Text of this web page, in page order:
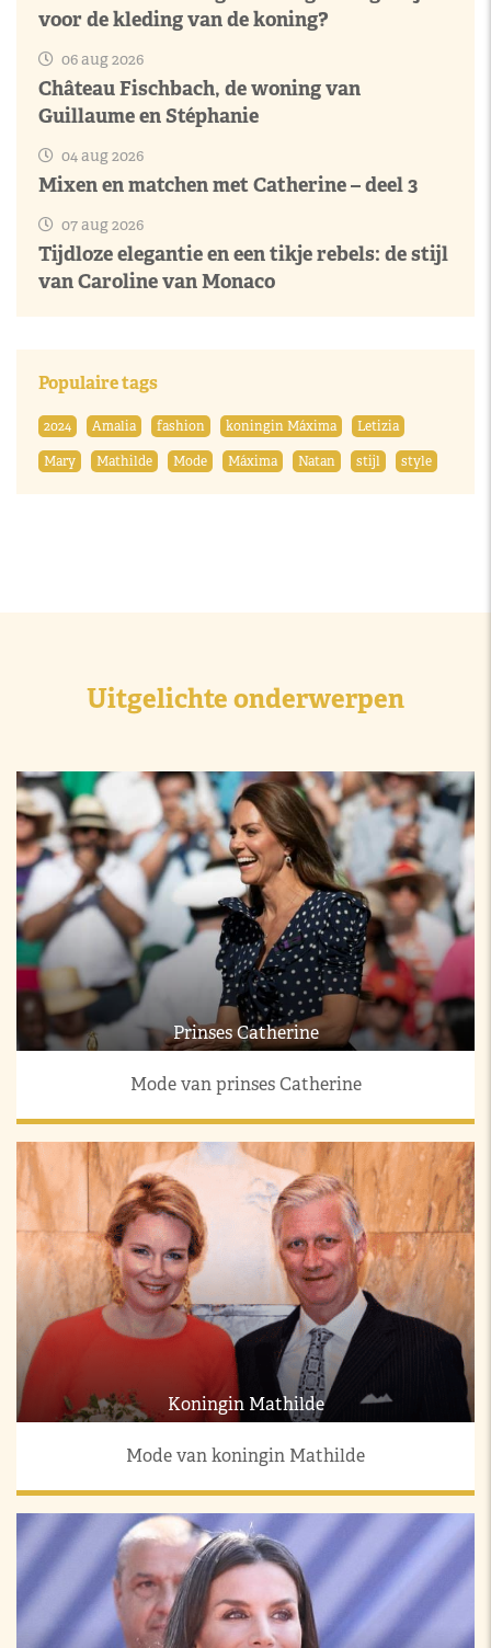
voor de kleding van de koning?
06 aug 2026
Château Fischbach, de woning van
Guillaume en Stéphanie
04 aug 2026
Mixen en matchen met Catherine – deel 3
07 aug 2026
Tijdloze elegantie en een tikje rebels: de stijl
van Caroline van Monaco
Populaire tags
2024 Amalia fashion koningin Máxima
Letizia
Mary
Mathilde Mode Máxima Natan stijl style
Uitgelichte onderwerpen
Prinses Catherine
Mode van prinses Catherine
Koningin Mathilde
Mode van koningin Mathilde